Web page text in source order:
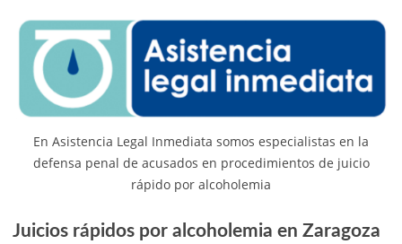
En Asistencia Legal Inmediata somos especialistas en la
defensa penal de acusados en procedimientos de juicio
rápido por alcoholemia
Juicios rápidos por alcoholemia en Zaragoza